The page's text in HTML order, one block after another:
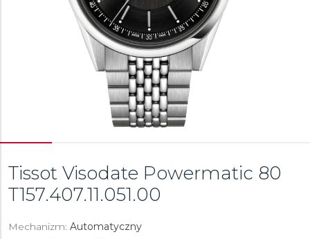
Tissot Visodate Powermatic 80
T157.407.11.051.00
Mechanizm: Automatyczny